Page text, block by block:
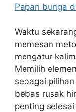
Papan bunga
Waktu
memesan
mengatur
Memilih
sebagai
bebas rusak
penting selesai